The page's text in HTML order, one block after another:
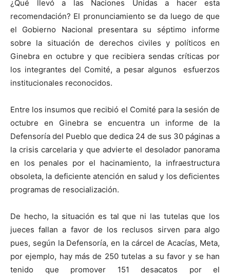
¿Qué llevó a las Naciones Unidas a hacer esta
recomendación? El pronunciamiento se da luego de que
el Gobierno Nacional presentara su séptimo informe
sobre la situación de derechos civiles y políticos en
Ginebra en octubre y que recibiera sendas críticas por
los integrantes del Comité, a pesar algunos esfuerzos
institucionales reconocidos.
Entre los insumos que recibió el Comité para la sesión de
octubre en Ginebra se encuentra un informe de la
Defensoría del Pueblo que dedica 24 de sus 30 páginas a
la crisis carcelaria y que advierte el desolador panorama
en los penales por el hacinamiento, la infraestructura
obsoleta, la deficiente atención en salud y los deficientes
programas de resocialización.
De hecho, la situación es tal que ni las tutelas que los
jueces fallan a favor de los reclusos sirven para algo
pues, según la Defensoría, en la cárcel de Acacías, Meta,
por ejemplo, hay más de 250 tutelas a su favor y se han
tenido que promover 151 desacatos por el